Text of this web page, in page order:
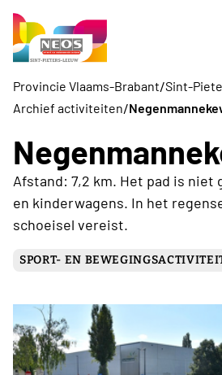
Provincie Vlaams-Brabant/Sint-
Archief activiteiten/
Afstand: 7,2 km. Het pad is
en kinderwagens. In het
schoeisel vereist.
SPORT- EN